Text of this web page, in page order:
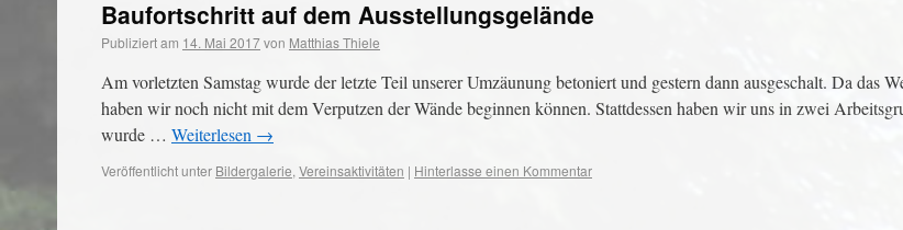
Baufortschritt auf dem Ausstellungsgelände
Publiziert am 14. Mai 2017von Matthias Thiele
Am vorletzten Samstag wurde der letzte Teil unserer Umzäunung betoniert und gestern dann ausgeschalt. Da das
haben wir noch nicht mit dem Verputzen der Wände beginnen können. Stattdessen haben wir uns in zwei
wurde … Weiterlesen →
Veröffentlicht unter Bildergalerie, Vereinsaktivitäten | Hinterlasse einen Kommentar